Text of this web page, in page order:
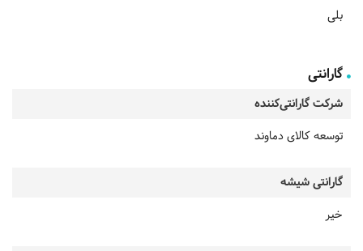
بلی
گارانتی
شرکت گارانتی‌کننده
توسعه کالای دماوند
گارانتی شیشه
خیر